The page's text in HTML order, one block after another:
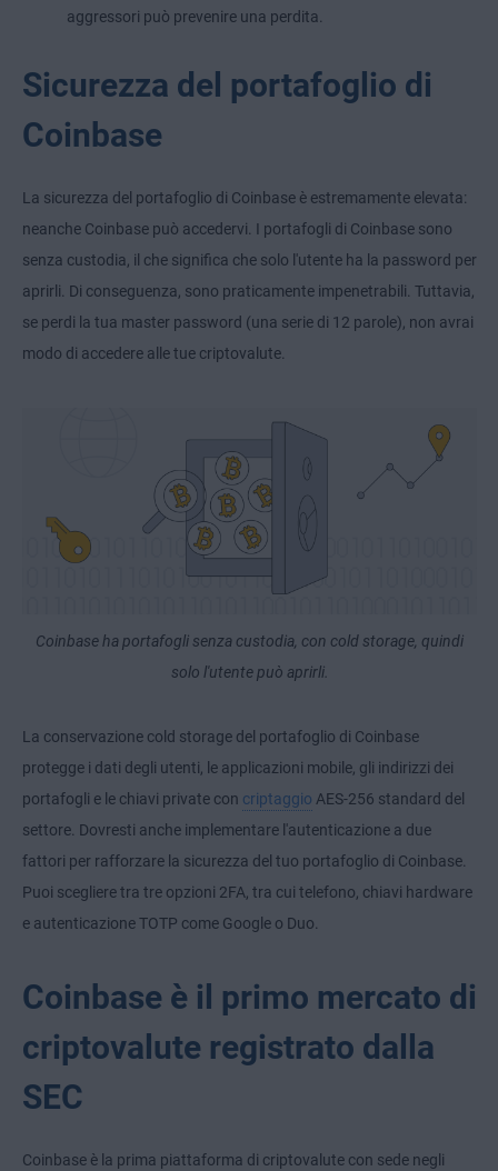
aggressori può prevenire una perdita.
Sicurezza del portafoglio di
Coinbase
La sicurezza del portafoglio di Coinbase è estremamente elevata:
neanche Coinbase può accedervi. I portafogli di Coinbase sono
senza custodia, il che significa che solo l'utente ha la password per
aprirli. Di conseguenza, sono praticamente impenetrabili. Tuttavia,
se perdi la tua master password (una serie di 12 parole), non avrai
modo di accedere alle tue criptovalute.
Coinbase ha portafogli senza custodia, con cold storage, quindi
solo l'utente può aprirli.
La conservazione cold storage del portafoglio di Coinbase
protegge i dati degli utenti, le applicazioni mobile, gli indirizzi dei
portafogli e le chiavi private con criptaggio AES-256 standard del
settore. Dovresti anche implementare l'autenticazione a due
fattori per rafforzare la sicurezza del tuo portafoglio di Coinbase.
Puoi scegliere tra tre opzioni 2FA, tra cui telefono, chiavi hardware
e autenticazione TOTP come Google o Duo.
Coinbase è il primo mercato di
criptovalute registrato dalla
SEC
Coinbase è la prima piattaforma di criptovalute con sede negli